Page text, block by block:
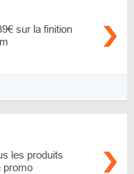
sur la finition
les produits
promo